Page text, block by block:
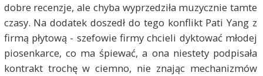
dobre recenzje, ale chyba wyprzedziła muzycznie tamte
czasy. Na dodatek doszedł do tego konflikt Pati Yang z
firmą płytową - szefowie firmy chcieli dyktować młodej
piosenkarce, co ma śpiewać, a ona niestety podpisała
kontrakt trochę w ciemno, nie znając mechanizmów